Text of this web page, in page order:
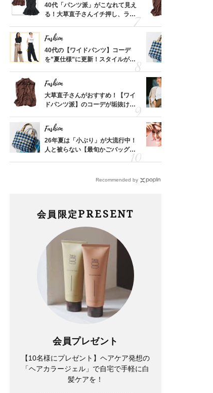
40代「パンツ派」がこなれて見え
る！大草直子さんイチ押し、ラク
Fashion
40代の【ワイドパンツ】コーデ
を”夏仕様”に更新！スタイルがキ
Fashion
大草直子さんがおすすめ！【ワイ
ドパンツ派】のコーデが垢抜ける
Fashion
26年夏は「小ぶり」が大流行中！
人と被らない【最旬かごバッグ】6
Recommended by
会員限定 PRESENT
会員プレゼント
【10名様にプレゼント】ヘアケア発想の
「ヘアカラージェル」で自宅で手軽に白
髪ケアを！